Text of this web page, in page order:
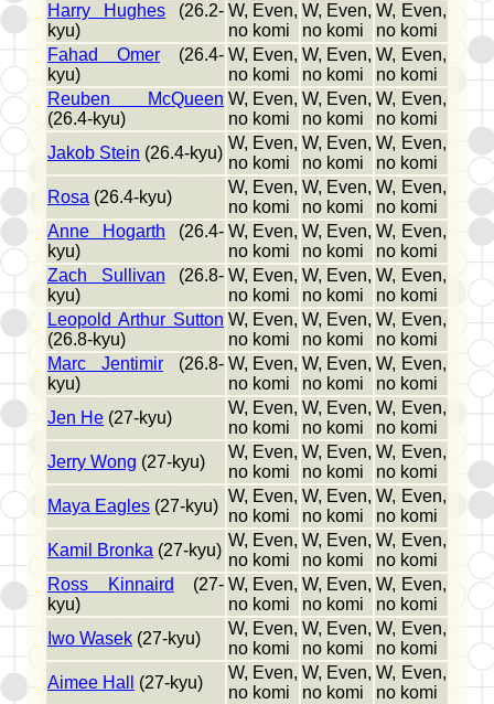
Harry Hughes (26.2-
kyu)
W, Even,
no komi
W, Even,
no komi
W, Even,
no komi
Fahad Omer (26.4-
kyu)
W, Even,
no komi
W, Even,
no komi
W, Even,
no komi
Reuben McQueen
(26.4-kyu)
W, Even,
no komi
W, Even,
no komi
W, Even,
no komi
Jakob Stein (26.4-kyu)
W, Even,
no komi
W, Even,
no komi
W, Even,
no komi
Rosa (26.4-kyu)
W, Even,
no komi
W, Even,
no komi
W, Even,
no komi
Anne Hogarth (26.4-
kyu)
W, Even,
no komi
W, Even,
no komi
W, Even,
no komi
Zach Sullivan (26.8-
kyu)
W, Even,
no komi
W, Even,
no komi
W, Even,
no komi
Leopold Arthur Sutton
(26.8-kyu)
W, Even,
no komi
W, Even,
no komi
W, Even,
no komi
Marc Jentimir (26.8-
kyu)
W, Even,
no komi
W, Even,
no komi
W, Even,
no komi
Jen He (27-kyu)
W, Even,
no komi
W, Even,
no komi
W, Even,
no komi
Jerry Wong (27-kyu)
W, Even,
no komi
W, Even,
no komi
W, Even,
no komi
Maya Eagles (27-kyu)
W, Even,
no komi
W, Even,
no komi
W, Even,
no komi
Kamil Bronka (27-kyu)
W, Even,
no komi
W, Even,
no komi
W, Even,
no komi
Ross Kinnaird (27-
kyu)
W, Even,
no komi
W, Even,
no komi
W, Even,
no komi
Iwo Wasek (27-kyu)
W, Even,
no komi
W, Even,
no komi
W, Even,
no komi
Aimee Hall
(27-kyu)
W, Even,
no komi
W, Even,
no komi
W, Even,
no komi